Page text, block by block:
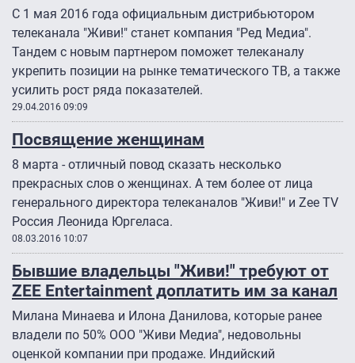
С 1 мая 2016 года официальным дистрибьютором
телеканала "Живи!" станет компания "Ред Медиа".
Тандем с новым партнером поможет телеканалу
укрепить позиции на рынке тематического ТВ, а также
усилить рост ряда показателей.
29.04.2016 09:09
Посвящение женщинам
8 марта - отличный повод сказать несколько
прекрасных слов о женщинах. А тем более от лица
генерального директора телеканалов "Живи!" и Zee TV
Россия Леонида Юргеласа.
08.03.2016 10:07
Бывшие владельцы "Живи!" требуют от
ZEE Entertainment доплатить им за канал
Милана Минаева и Илона Данилова, которые ранее
владели по 50% ООО "Живи Медиа", недовольны
оценкой компании при продаже. Индийский